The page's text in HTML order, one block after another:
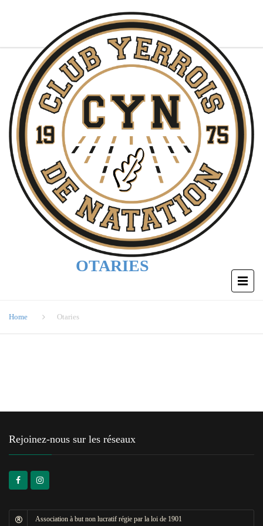
OTARIES
Home Otaries
Rejoinez-nous sur les réseaux
Association à but non lucratif régie par la loi de 1901